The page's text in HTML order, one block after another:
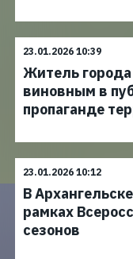
23.01.2026 10:39
Житель
виновным в
пропаганде
23.01.2026 10:12
В
рамках
сезонов